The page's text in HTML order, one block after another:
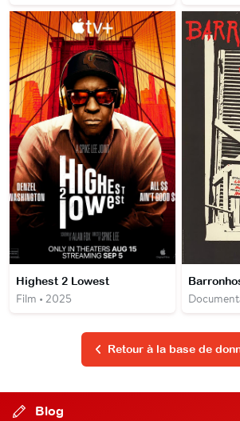
Highest 2 Lowest
Film • 2025
Retour à la base de
Blog